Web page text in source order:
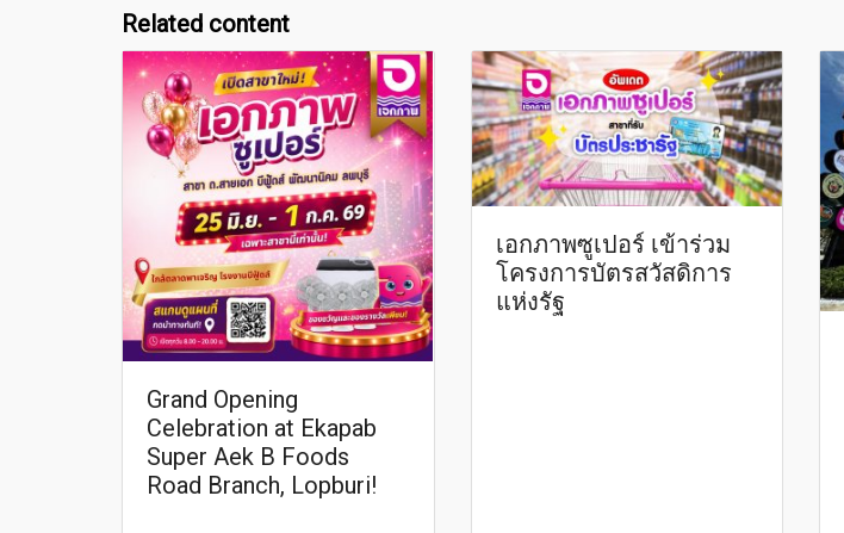
Related content
Grand Opening
Celebration at Ekapab
Super Aek B Foods
Road Branch, Lopburi!
เอกภาพซูเปอร์ เข้าร่วม
โครงการบัตรสวัสดิการ
แห่งรัฐ